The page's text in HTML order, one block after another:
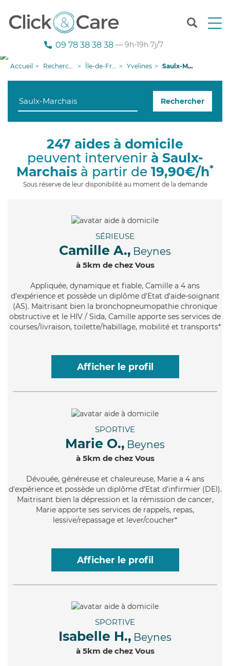
T
n
g
09 78 38 38 38 — 9h-19h 7j/7
Accueil Recherche aide à domicile Île-de-France Yvelines Saulx-Marchais
Rechercher
247 aides à domicile
peuvent intervenir à Saulx-
Marchais à partir de 19,90€/h*
Sous réserve de leur disponibilité au moment de la demande
SÉRIEUSE
Camille A., Beynes
à 5km de chez Vous
Appliquée, dynamique et fiable, Camille a 4 ans
d'expérience et possède un diplôme d'Etat d'aide-soignant
(AS). Maitrisant bien la bronchopneumopathie chronique
obstructive et le HIV / Sida, Camille apporte ses services de
courses/livraison, toilette/habillage, mobilité et transports*
Afficher le profil
SPORTIVE
Marie O., Beynes
à 5km de chez Vous
Dévouée, généreuse et chaleureuse, Marie a 4 ans
d'expérience et possède un diplôme d'Etat d'infirmier (DEI).
Maitrisant bien la dépression et la rémission de cancer,
Marie apporte ses services de rappels, repas,
lessive/repassage et lever/coucher*
Afficher le profil
SPORTIVE
Isabelle H., Beynes
à 5km de chez Vous